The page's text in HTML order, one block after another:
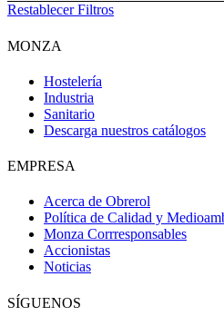
Restablecer Filtros
MONZA
Hostelería
Industria
Sanitario
Descarga nuestros catálogos
EMPRESA
Acerca de Obrerol
Política de Calidad y
Monza Corrresponsables
Accionistas
Noticias
SÍGUENOS
Obri
ayudarte. Cuéntame qué necesitas…